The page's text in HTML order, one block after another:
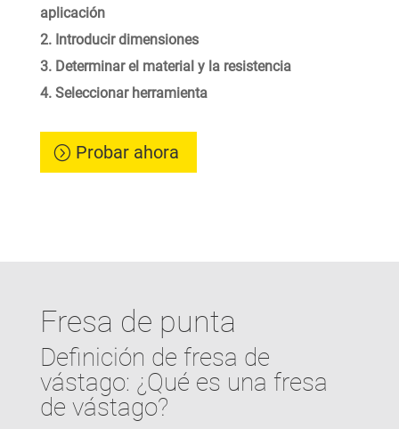
aplicación
Introducir dimensiones
Determinar el material y la resistencia
Seleccionar herramienta
Probar ahora
Fresa de punta
Definición de fresa de
vástago: ¿Qué es una fresa
de vástago?